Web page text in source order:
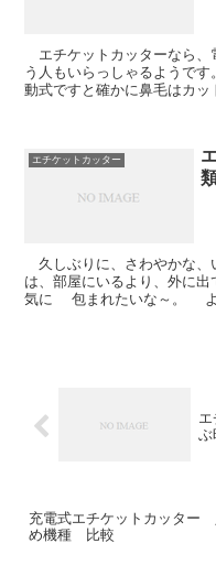
エチケットカッターなら、
う人もいらっしゃるようです
動式ですと確かに鼻毛はカッ
エチケットカッター
久しぶりに、さわやかな
は、部屋にいるより、外に出て、 いい空気ときれいな街
気に 包まれたいな～。 よし、シャワー浴びて、髪をセットし、
ぶ
充電式エチケットカッター
め機種 比較